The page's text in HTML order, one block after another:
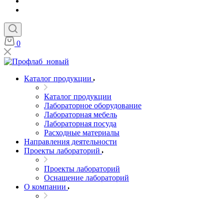
0
Каталог продукции
Каталог продукции
Лабораторное оборудование
Лабораторная мебель
Лабораторная посуда
Расходные материалы
Направления деятельности
Проекты лабораторий
Проекты лабораторий
Оснащение лабораторий
О компании